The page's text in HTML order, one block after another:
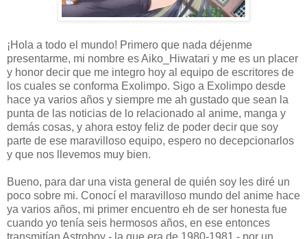
¡Hola a todo el mundo! Primero que nada déjenme
presentarme, mi nombre es Aiko_Hiwatari y me es un placer
y honor decir que me integro hoy al equipo de escritores de
los cuales se conforma Exolimpo. Sigo a Exolimpo desde
hace ya varios años y siempre me ah gustado que sean la
punta de las noticias de lo relacionado al anime, manga y
demás cosas, y ahora estoy feliz de poder decir que soy
parte de ese maravilloso equipo, espero no decepcionarlos
y que nos llevemos muy bien.
Bueno, para dar una vista general de quién soy les diré un
poco sobre mi. Conocí el maravilloso mundo del anime hace
ya varios años, mi primer encuentro eh de ser honesta fue
cuando yo tenía seis hermosos años, en ese entonces
transmitían Astroboy - la que era de 1980-1981 - por un